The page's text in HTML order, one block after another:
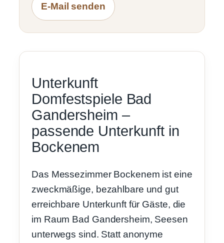
E-Mail senden
Unterkunft
Domfestspiele Bad
Gandersheim –
passende Unterkunft in
Bockenem
Das Messezimmer Bockenem ist eine
zweckmäßige, bezahlbare und gut
erreichbare Unterkunft für Gäste, die
im Raum Bad Gandersheim, Seesen
unterwegs sind. Statt anonyme